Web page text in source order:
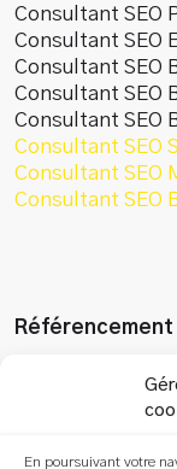
En poursuivant votre
Consultant SEO
Consultant SEO
Consultant SEO
Consultant SEO
Consultant SEO
Consultant
Consultant SEO
Consultant SEO
Optimisation